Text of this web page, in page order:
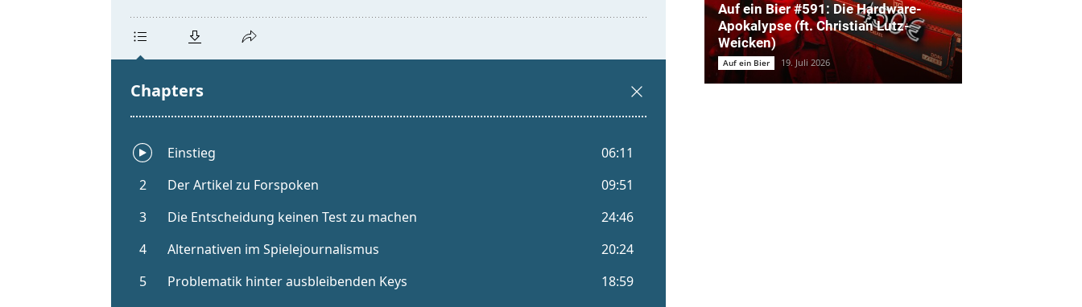
Auf ein Bier #591: Die Hardware-
Apokalypse (ft. Christian Lutz-
Weicken)
Auf ein Bier 19. Juli 2026